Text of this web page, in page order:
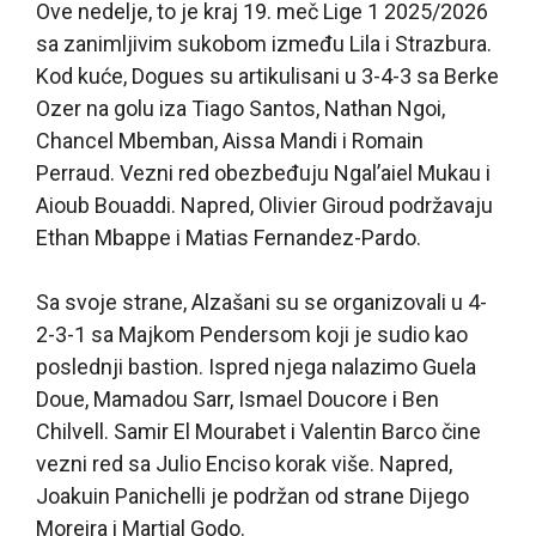
Ove nedelje, to je kraj 19. meč Lige 1 2025/2026
sa zanimljivim sukobom između Lila i Strazbura.
Kod kuće, Dogues su artikulisani u 3-4-3 sa Berke
Ozer na golu iza Tiago Santos, Nathan Ngoi,
Chancel Mbemban, Aissa Mandi i Romain
Perraud. Vezni red obezbeđuju Ngal’aiel Mukau i
Aioub Bouaddi. Napred, Olivier Giroud podržavaju
Ethan Mbappe i Matias Fernandez-Pardo.
Sa svoje strane, Alzašani su se organizovali u 4-
2-3-1 sa Majkom Pendersom koji je sudio kao
poslednji bastion. Ispred njega nalazimo Guela
Doue, Mamadou Sarr, Ismael Doucore i Ben
Chilvell. Samir El Mourabet i Valentin Barco čine
vezni red sa Julio Enciso korak više. Napred,
Joakuin Panichelli je podržan od strane Dijego
Moreira i Martial Godo.